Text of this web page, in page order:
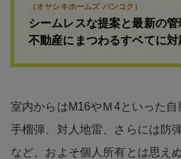
（オヤシキホームズ バンコク）
シームレスな提案と最新の
不動産にまつわるすベてに対
室内からはM16やＭ4といった自
手榴弾、対人地雷、さらには防
など、およそ個人所有とは思え